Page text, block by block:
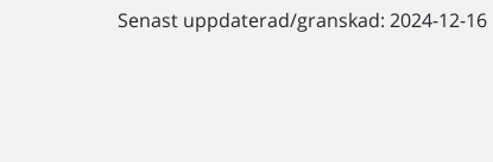
Senast uppdaterad/granskad: 2024-12-16